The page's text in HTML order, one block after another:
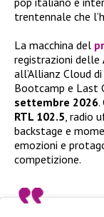
trentennale che
La macchina del
registrazioni delle
all’Allianz Cloud
Bootcamp e Last
settembre 2026.
RTL 102.5, radio
backstage e
emozioni e
competizione.